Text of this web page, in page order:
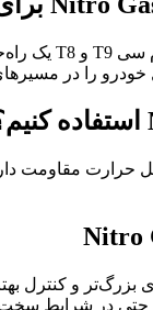
خودرو را در
حرارت مقاومت
حتی در شرایط